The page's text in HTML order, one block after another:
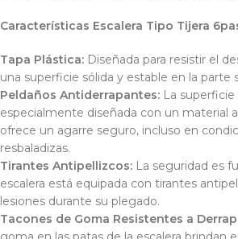
Características Escalera Tipo Tijera
Tapa Plástica: Diseñada para resistir el
una superficie sólida y estable en la parte
Peldaños Antiderrapantes: La
especialmente diseñada con un material
ofrece un agarre seguro, incluso en
resbaladizas.
Tirantes Antipellizcos: La seguridad es
escalera está equipada con tirantes
lesiones durante su plegado.
Tacones de Goma Resistentes a